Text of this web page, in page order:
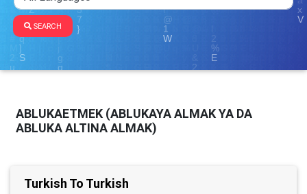
SEARCH
ABLUKAETMEK (ABLUKAYA ALMAK YA DA
ABLUKA ALTINA ALMAK)
Turkish To Turkish